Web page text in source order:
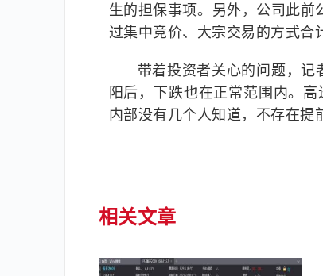
生的担保事项。另外，公司此
过集中竞价、大宗交易的方式合
带着投资者关心的问题，记
阳后，下跌也在正常范围内。
内部没有几个人知道，不存在提
相关文章